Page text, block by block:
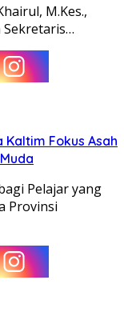
M.Kes.,
Sekretaris…
Kaltim Fokus Asah
Pelajar yang
Provinsi